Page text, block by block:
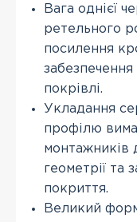
Вага однієї
ретельного
посилення
забезпечення
покрівлі.
Укладання
профілю
монтажників
геометрії та
покриття.
Великий